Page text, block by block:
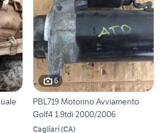
6
PBL719 Motorino Avviamento
Golf4 1.9tdi 2000/2006
Cagliari(CA)